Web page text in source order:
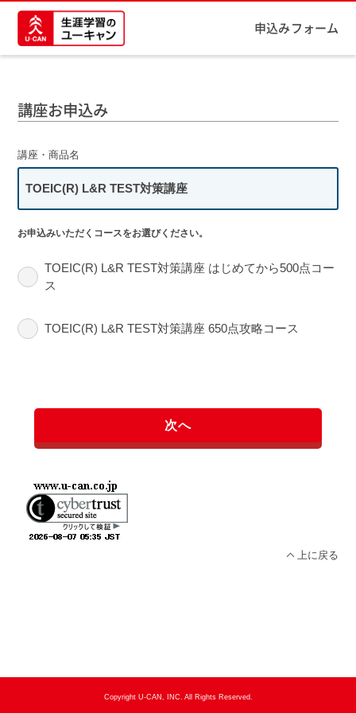
申込みフォーム
講座お申込み
講座・商品名
TOEIC(R) L&R TEST対策講座
お申込みいただくコースをお選びください。
TOEIC(R) L&R TEST対策講座 はじめてから500点コー
ス
TOEIC(R) L&R TEST対策講座 650点攻略コース
次へ
上に戻る
Copyright U-CAN, INC. All Rights Reserved.